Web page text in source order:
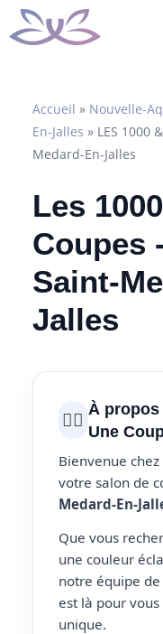
Aller
au
Accueil » Nouvelle-
En-Jalles » LES 1000
Medard-En-Jalles
Les
Coupes
Saint-
Jalles
💇‍♀️ À propos
Une
Bienvenue chez
votre salon de
Medard-En-
Que vous
une couleur
notre équipe
est là pour
unique.